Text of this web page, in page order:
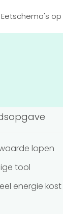
Eetschema's
lopen
tool
energie